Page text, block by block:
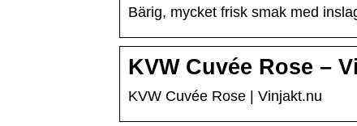
Bärig, mycket frisk smak med
KVW Cuvée Rose –
KVW Cuvée Rose | Vinjakt.nu